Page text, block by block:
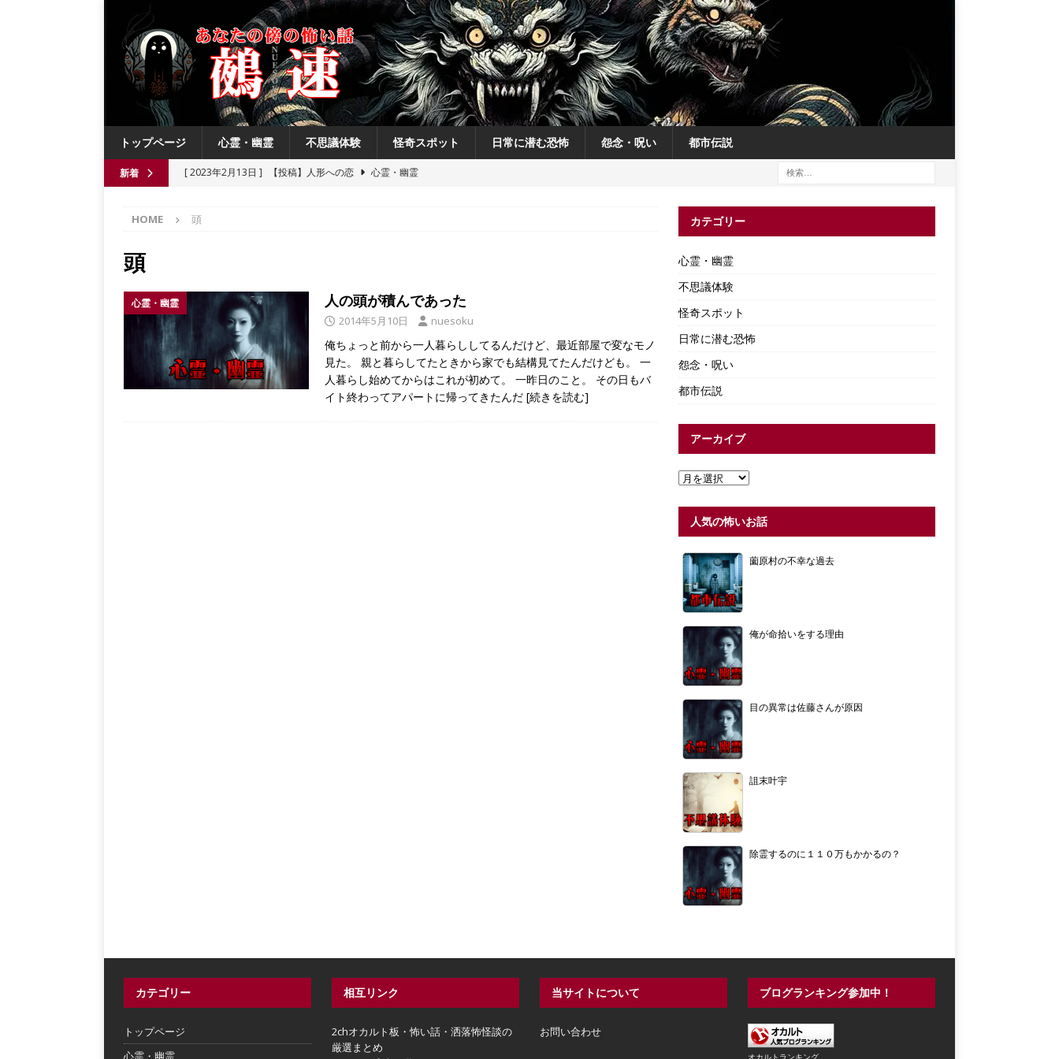
トップページ 心霊・幽霊 不思議体験 怪奇スポット 日常に潜む恐怖 怨念・呪い 都市伝説
新着 [ 2023年2月13日 ] 【投稿】人形への恋
心霊・幽霊
[ 2021年6月13日 ]
HOME 頭
頭
心霊・幽霊 人の頭が積んであった
2014年5月10日 nuesoku
俺ちょっと前から一人暮らししてるんだけど、最近部屋で変なモノ
見た。 親と暮らしてたときから家でも結構見てたんだけども。 一
人暮らし始めてからはこれが初めて。 一昨日のこと。 その日もバ
イト終わってアパートに帰ってきたんだ [続きを読む]
カテゴリー
心霊・幽霊
不思議体験
怪奇スポット
日常に潜む恐怖
怨念・呪い
都市伝説
アーカイブ
人気の怖いお話
薗原村の不幸な過去
俺が命拾いをする理由
目の異常は佐藤さんが原因
詛末叶宇
除霊するのに１１０万もかかるの？
カテゴリー
トップページ
心霊・幽霊
相互リンク
2chオカルト板・怖い話・洒落怖怪談の
厳選まとめ
当サイトについて
お問い合わせ
ブログランキング参加中！
オカルトランキング